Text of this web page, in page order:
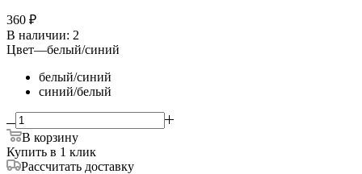
360 ₽
В наличии: 2
Цвет—белый/синий
белый/синий
синий/белый
В корзину
Купить в 1 клик
Рассчитать доставку